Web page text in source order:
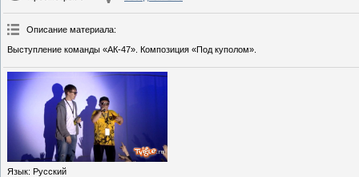
Описание материала:
Выступление команды «АК-47». Композиция «Под куполом».
Язык: Русский